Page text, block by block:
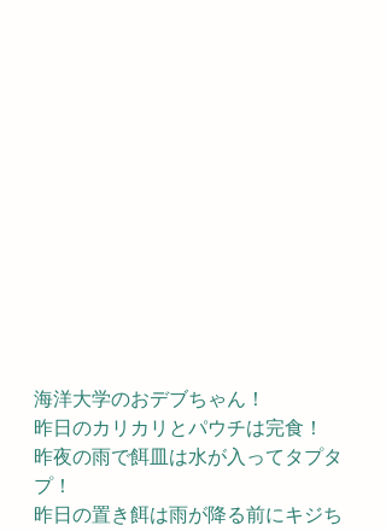
海洋大学のおデブちゃん！
昨日のカリカリとパウチは完食！
昨夜の雨で餌皿は水が入ってタプタ
プ！
昨日の置き餌は雨が降る前にキジち